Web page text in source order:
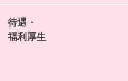
待遇・
福利厚生